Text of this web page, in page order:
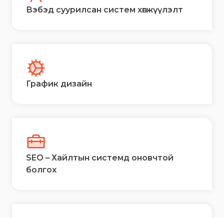
Вэбэд суурилсан систем хөгжүүлэлт
График дизайн
SEO – Хайлтын системд оновчтой
болгох